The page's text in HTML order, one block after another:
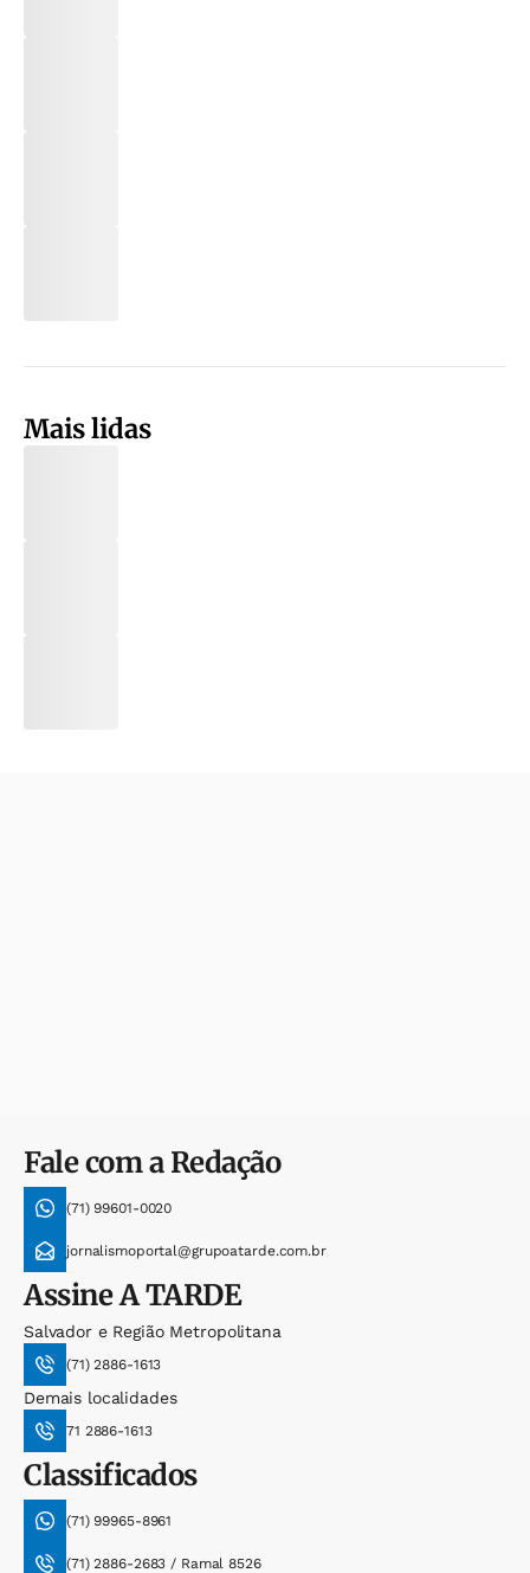
Mais lidas
Fale com a Redação
(71) 99601-0020
jornalismoportal@grupoatarde.com.br
AssineA TARDE
Salvador e Região Metropolitana
(71) 2886-1613
Demais localidades
71 2886-1613
Classificados
(71) 99965-8961
(71) 2886-2683 / Ramal 8526